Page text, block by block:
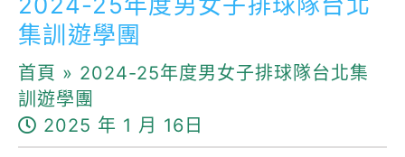
集訓遊學團
首頁 » 2024-25年度男女子排球隊台北集
訓遊學團
2025 年 1 月 16日